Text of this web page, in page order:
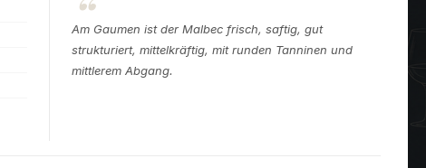
Am Gaumen ist der Malbec frisch, saftig, gut
strukturiert, mittelkräftig, mit runden Tanninen und
mittlerem Abgang.